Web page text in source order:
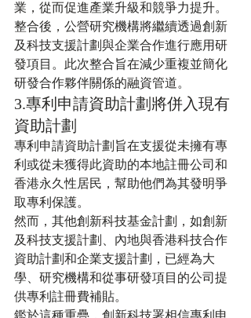
業，從而促進產業升級和競爭力提升。
整合後，公營研究機構將繼續透過創新
及科技支援計劃與企業合作進行應用研
發項目。此次整合旨在減少重複並簡化
研發合作夥伴關係的融資管道。
3.專利申請資助計劃將併入現有
資助計劃
專利申請資助計劃旨在支援從未擁有專
利或從未獲得此資助的本地註冊公司和
香港永久性居民，幫助他們為其發明爭
取專利保護。
然而，其他創新科技基金計劃，如創新
及科技支援計劃、內地與香港科技合作
資助計劃和企業支援計劃，已經為大
學、研究機構和從事研發項目的公司提
供專利註冊費補貼。